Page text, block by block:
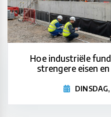
Hoe industriële
strengere eisen